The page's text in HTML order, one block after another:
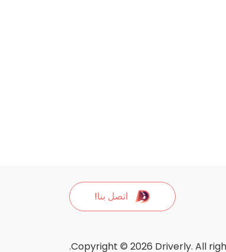
اتصل بنا!
Copyright © 2026 Driverly. All